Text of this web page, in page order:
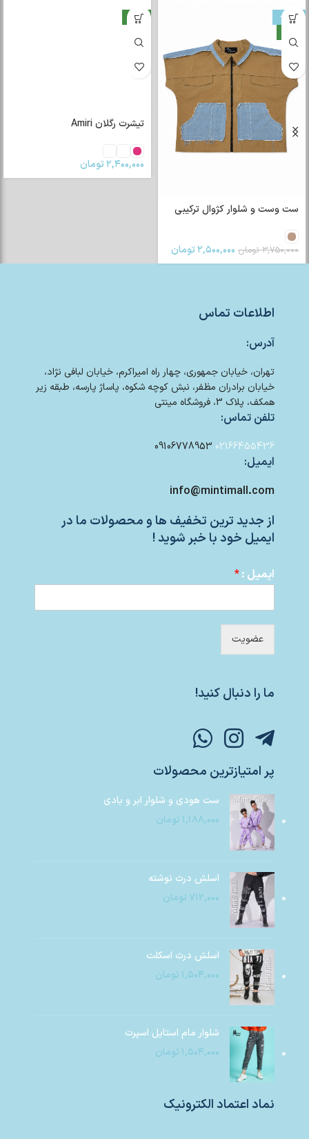
-33%
ست وست و شلوار کژوال ترکیبی
۳,۷۵۰,۰۰۰ تومان ۲,۵۰۰,۰۰۰تومان
جدید
تیشرت رگلان Amiri
۲,۴۰۰,۰۰۰تومان
اطلاعات تماس
آدرس:
تهران، خیابان جمهوری، چهار راه امیراکرم، خیابان لبافی نژاد،
خیابان برادران مظفر، نبش کوچه شکوه، پاساژ پارسه، طبقه زیر
همکف، پلاک 3، فروشگاه مینتی
تلفن تماس:
02166455436
09106778953
ایمیل:
info@mintimall.com
از جدید ترین تخفیف ها و محصولات ما در
ایمیل خود با خبر شوید !
ایمیل :*
عضویت
ما را دنبال کنید!
پر امتیازترین محصولات
ست هودی و شلوار ابر و بادی
۱,۱۸۸,۰۰۰ تومان
اسلش درث نوشته
۷۱۲,۰۰۰ تومان
اسلش درث اسکلت
۱,۵۰۴,۰۰۰ تومان
شلوار مام استایل اسپرت
۱,۵۰۴,۰۰۰ تومان
نماد اعتماد الکترونیک